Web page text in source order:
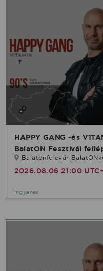
HAPPY GANG -és
BalatON Fesztivál
Balatonföldvár
2026.08.06 21:00
Ingyenes